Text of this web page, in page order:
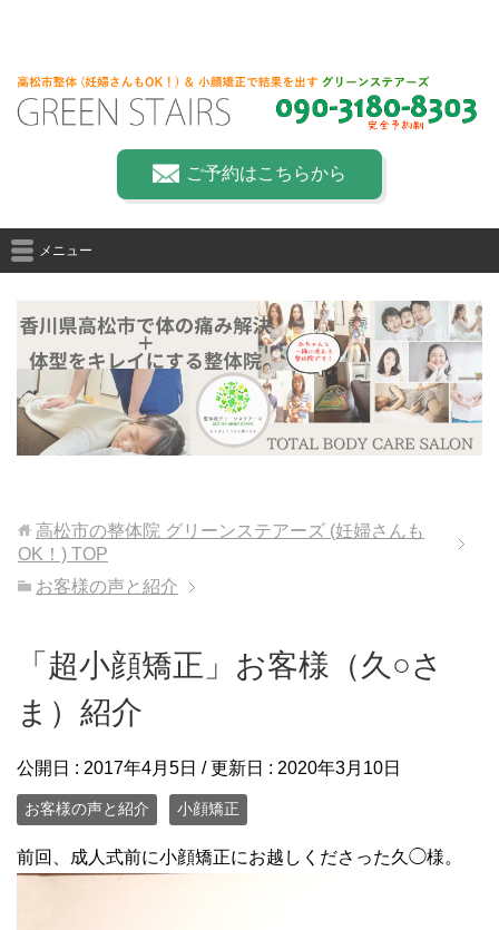
ご予約はこちらから
メニュー
高松市の整体院 グリーンステアーズ (妊婦さんも
OK！) TOP
お客様の声と紹介
「超小顔矯正」お客様（久○さ
ま）紹介
公開日 : 2017年4月5日 / 更新日 : 2020年3月10日
お客様の声と紹介 小顔矯正
前回、成人式前に小顔矯正にお越しくださった久◯様。